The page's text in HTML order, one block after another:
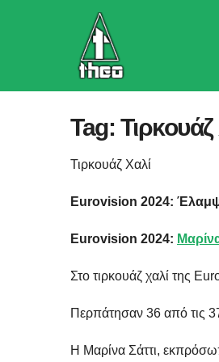
Tag: Τιρκουάζ
Τιρκουάζ Χαλί
Eurovision 2024:
Eurovision 2024:
Στο τιρκουάζ χαλί της
Περπάτησαν 36 από τις
Η Μαρίνα Σάττι,